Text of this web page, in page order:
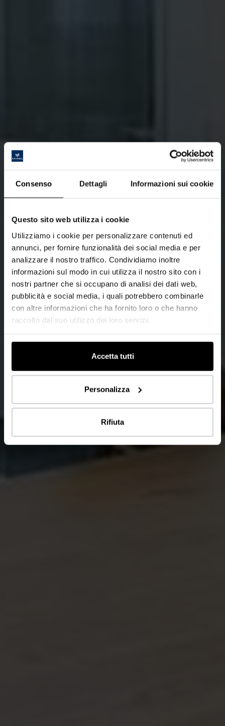
Consenso Dettagli Informazioni sui cookie
Questo sito web utilizza i cookie
Utilizziamo i cookie per personalizzare contenuti ed
annunci, per fornire funzionalità dei social media e per
analizzare il nostro traffico. Condividiamo inoltre
informazioni sul modo in cui utilizza il nostro sito con i
nostri partner che si occupano di analisi dei dati web,
pubblicità e social media, i quali potrebbero combinarle
con altre informazioni che ha fornito loro o che hanno
raccolto dal suo utilizzo dei loro servizi.
Accetta tutti
Personalizza
Rifiuta